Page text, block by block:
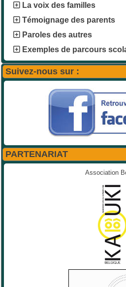
La voix des familles
Témoignage des parents
Paroles des autres
Exemples de parcours
Suivez-nous sur :
PARTENARIAT
Association